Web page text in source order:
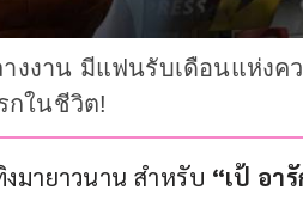
างงาน มีแฟนรับเดือนแห่
กในชีวิต!
มายาวนาน สำหรับ “เป้ อา